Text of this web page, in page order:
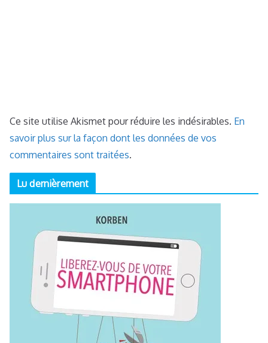
Ce site utilise Akismet pour réduire les indésirables. En
savoir plus sur la façon dont les données de vos
commentaires sont traitées.
Lu dernièrement